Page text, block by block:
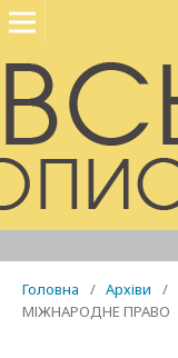
Головна / Архіви /
МІЖНАРОДНЕ ПРАВО